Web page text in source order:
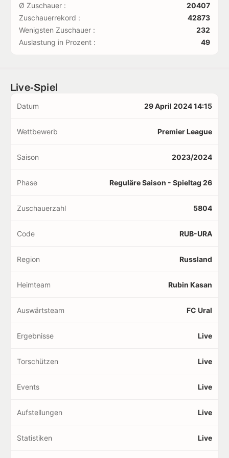
Ø Zuschauer :
20407
Zuschauerrekord :
42873
Wenigsten Zuschauer :
232
Auslastung in Prozent :
49
Live-Spiel
Datum 29 April 2024 14:15
Wettbewerb Premier League
Saison 2023/2024
Phase Reguläre Saison - Spieltag 26
Zuschauerzahl 5804
Code RUB-URA
Region Russland
Heimteam Rubin Kasan
Auswärtsteam FC Ural
Ergebnisse Live
Torschützen Live
Events Live
Aufstellungen Live
Statistiken Live